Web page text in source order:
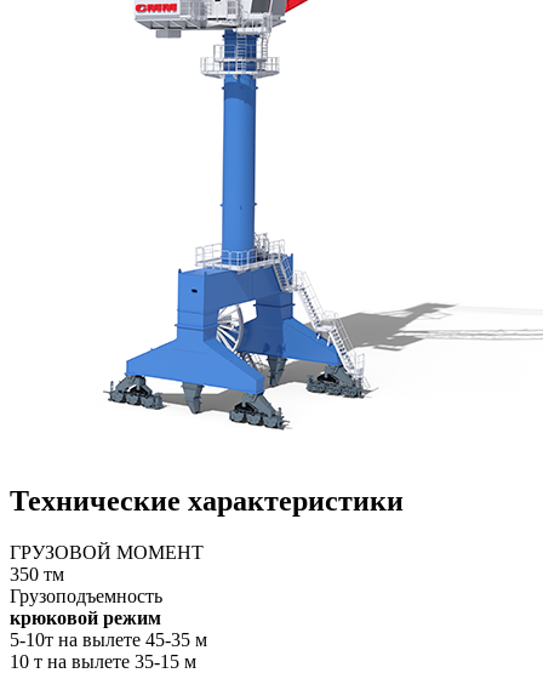
Технические характеристики
ГРУЗОВОЙ МОМЕНТ
350 тм
Грузоподъемность
крюковой режим
5-10т на вылете 45-35 м
10 т на вылете 35-15 м